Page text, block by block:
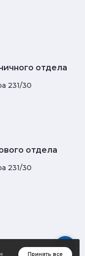
отдела
231/30
отдела
231/30
Принять все